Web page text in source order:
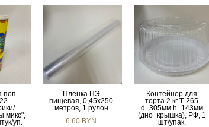
поп-
микс",
уп.
Пленка ПЭ
пищевая, 0,45х250
метров, 1 рулон
6.60 BYN
Контейнер для
торта 2 кг Т-265
d=305мм h=143мм
(дно+крышка), РФ, 1
шт/упак.